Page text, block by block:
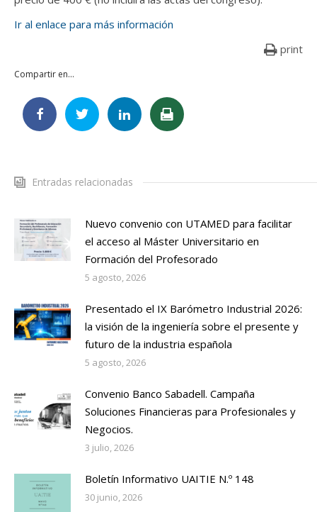
Ir al enlace para más información
print
Compartir en...
Entradas relacionadas
Nuevo convenio con UTAMED para facilitar
el acceso al Máster Universitario en
Formación del Profesorado
5 agosto, 2026
Presentado el IX Barómetro Industrial 2026:
la visión de la ingeniería sobre el presente y
futuro de la industria española
5 agosto, 2026
Convenio Banco Sabadell. Campaña
Soluciones Financieras para Profesionales y
Negocios.
3 julio, 2026
Boletín Informativo UAITIE N.º 148
30 junio, 2026